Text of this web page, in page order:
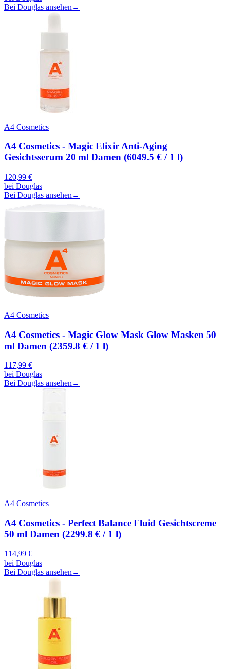
Bei Douglas ansehen →
A4 Cosmetics
A4 Cosmetics - Magic Elixir Anti-Aging
Gesichtsserum 20 ml Damen (6049.5 € / 1 l)
120,99 €
bei Douglas
Bei Douglas ansehen →
A4 Cosmetics
A4 Cosmetics - Magic Glow Mask Glow Masken 50
ml Damen (2359.8 € / 1 l)
117,99 €
bei Douglas
Bei Douglas ansehen→
A4 Cosmetics
A4 Cosmetics - Perfect Balance Fluid Gesichtscreme
50 ml Damen (2299.8 € / 1 l)
114,99 €
bei Douglas
Bei Douglas ansehen →